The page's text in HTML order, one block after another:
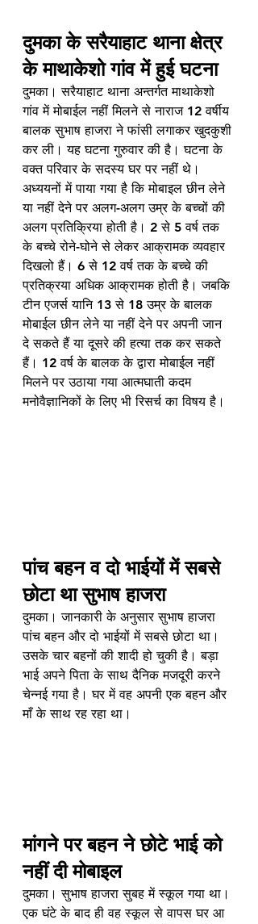
दुमका के सरैयाहाट थाना क्षेत्र
के माथाकेशो गांव में हुई घटना
दुमका। सरैयाहाट थाना अन्तर्गत माथाकेशो
गांव में मोबाईल नहीं मिलने से नाराज 12 वर्षीय
बालक सुभाष हाजरा ने फांसी लगाकर खुदकुशी
कर ली। यह घटना गुरुवार की है। घटना के
वक्त परिवार के सदस्य घर पर नहीं थे।
अध्ययनों में पाया गया है कि मोबाइल छीन लेने
या नहीं देने पर अलग-अलग उम्र के बच्चों की
अलग प्रतिक्रिया होती है। 2 से 5 वर्ष तक
के बच्चे रोने-घोने से लेकर आक्रामक व्यवहार
दिखलो हैं। 6 से 12 वर्ष तक के बच्चे की
प्रतिक्रया अधिक आक्रामक होती है। जबकि
टीन एजर्स यानि 13 से 18 उम्र के बालक
मोबाईल छीन लेने या नहीं देने पर अपनी जान
दे सकते हैं या दूसरे की हत्या तक कर सकते
हैं। 12 वर्ष के बालक के द्वारा मोबाईल नहीं
मिलने पर उठाया गया आत्मघाती कदम
मनोवैज्ञानिकों के लिए भी रिसर्च का विषय है।
पांच बहन व दो भाईयों में सबसे
छोटा था सुभाष हाजरा
दुमका। जानकारी के अनुसार सुभाष हाजरा
पांच बहन और दो भाईयों में सबसे छोटा था।
उसके चार बहनों की शादी हो चुकी है। बड़ा
भाई अपने पिता के साथ दैनिक मजदूरी करने
चेन्नई गया है। घर में वह अपनी एक बहन और
माँ के साथ रह रहा था।
मांगने पर बहन ने छोटे भाई को
नहीं दी मोबाइल
दुमका। सुभाष हाजरा सुबह में स्कूल गया था।
एक घंटे के बाद ही वह स्कूल से वापस घर आ